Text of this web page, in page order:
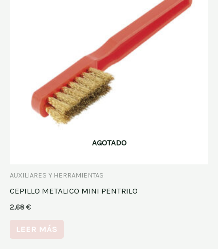
AGOTADO
AUXILIARES Y HERRAMIENTAS
CEPILLO METALICO MINI PENTRILO
2,68 €
LEER MÁS